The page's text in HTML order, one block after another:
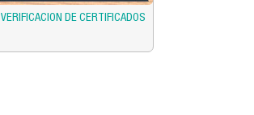
VERIFICACION DE CERTIFICADOS